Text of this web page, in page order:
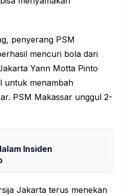
penyerang PSM
mencuri bola dari
Yann Motta Pinto
untuk menambah
PSM Makassar unggul 2-
Insiden
Jakarta terus menekan